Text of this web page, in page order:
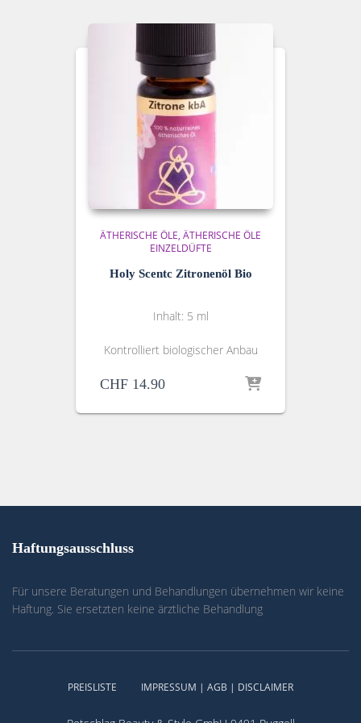
ÄTHERISCHE ÖLE ÄTHERISCHE ÖLE
EINZELDÜFTE
Holy Scentc Zitronenöl Bio
Inhalt: 5 ml
Kontrolliert biologischer Anbau
CHF 14.90
Haftungsausschluss
Für unsere Beratungen und Behandlungen übernehmen wir keine
Haftung. Sie ersetzten keine ärztliche Behandlung
PREISLISTE IMPRESSUM | AGB | DISCLAIMER